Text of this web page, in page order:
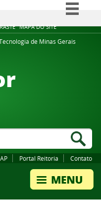
MAPA DO SITE
Simplifique!
Comunica BR
de Minas Gerais
Portal Reitoria Contato